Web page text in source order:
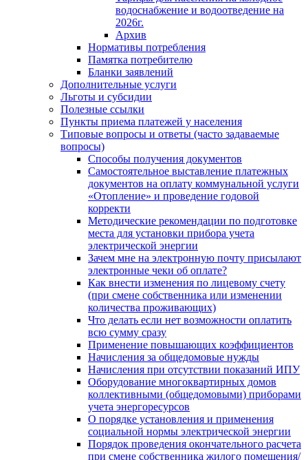
водоснабжение и водоотведение на
2026г.
Архив
Нормативы потребления
Памятка потребителю
Бланки заявлений
Дополнительные услуги
Льготы и субсидии
Полезные ссылки
Пункты приема платежей у населения
Типовые вопросы и ответы (часто задаваемые
вопросы)
Способы получения документов
Самостоятельное выставление платежных
документов на оплату коммунальной услуги
«Отопление» и проведение годовой
корректи
Методические рекомендации по подготовке
места для установки прибора учета
электрической энергии
Зачем мне на электронную почту присылают
электронные чеки об оплате?
Как внести изменения по лицевому счету
(при смене собственника или изменении
количества проживающих)
Что делать если нет возможности оплатить
всю сумму сразу
Применение повышающих коэффициентов
Начисления за общедомовые нужды
Начисления при отсутствии показаний ИПУ
Оборудование многоквартирных домов
коллективными (общедомовыми) приборами
учета энергоресурсов
О порядке установления и применения
социальной нормы электрической энергии
Порядок проведения окончательного расчета
при смене собственника жилого помещения/